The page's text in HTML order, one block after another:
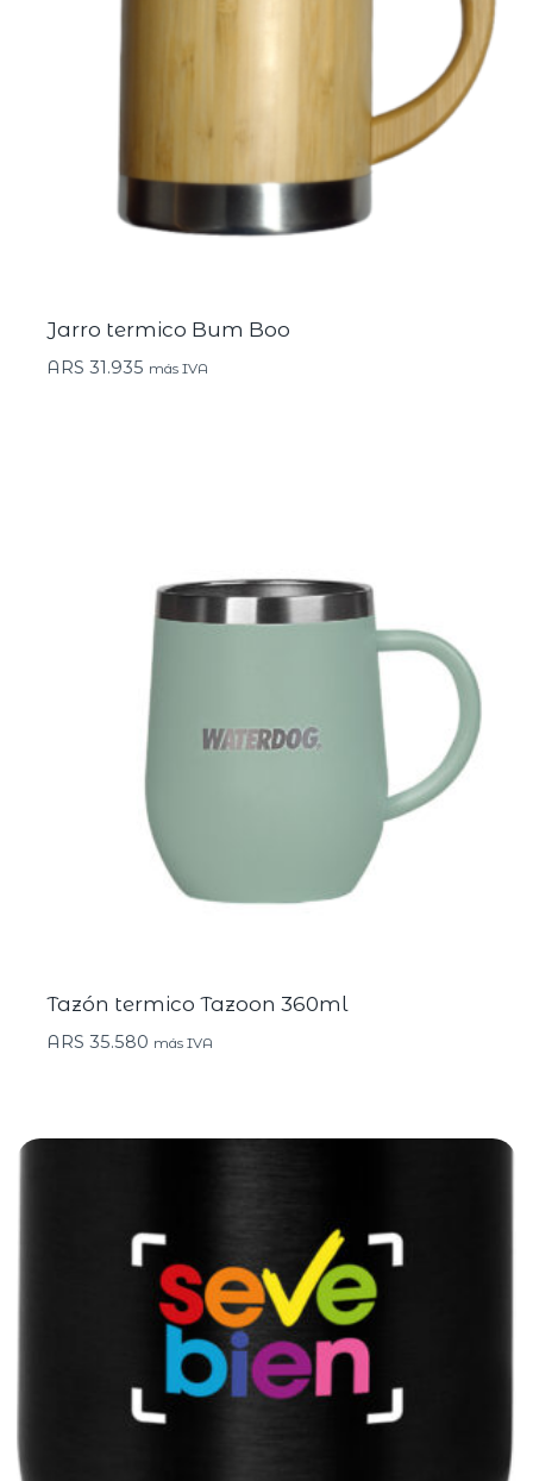
Jarro termico Bum Boo
ARS 31.935 más IVA
Tazón termico Tazoon 360ml
ARS 35.580 más IVA